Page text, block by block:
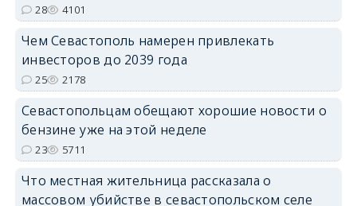
28 4101
Чем Севастополь намерен привлекать
инвесторов до 2039 года
25 2178
Севастопольцам обещают хорошие новости о
бензине уже на этой неделе
23 5711
Что местная жительница рассказала о
массовом убийстве в севастопольском селе